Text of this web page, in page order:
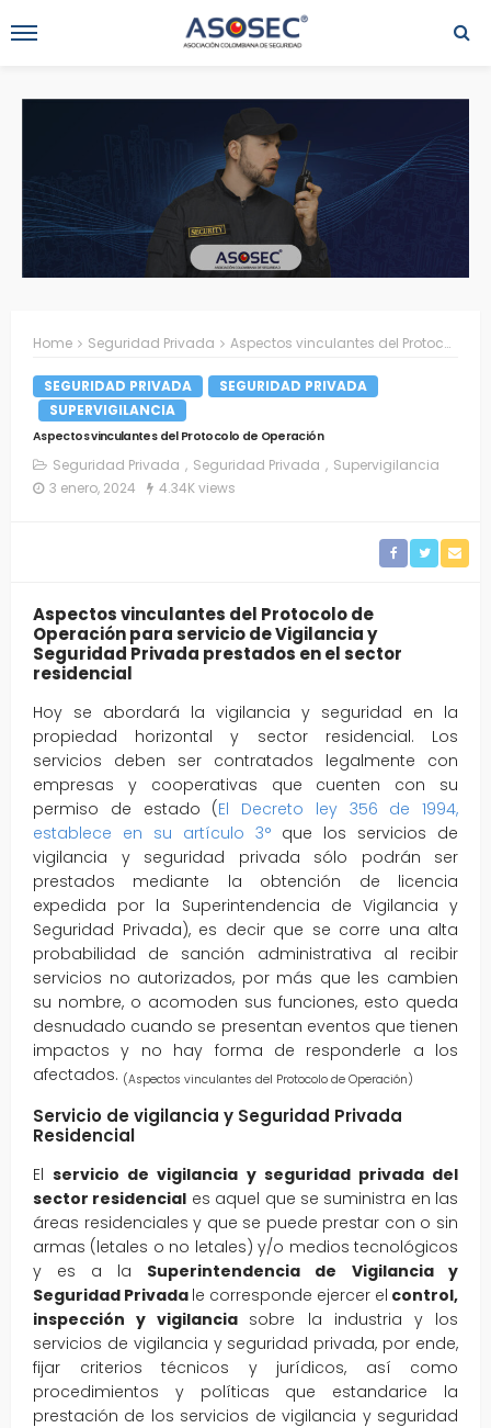
Home Seguridad Privada Aspectos vinculantes del Protocolo de Operación
SEGURIDAD PRIVADA
SEGURIDAD PRIVADA
SUPERVIGILANCIA
Aspectos vinculantes del Protocolo de Operación
Seguridad Privada Seguridad Privada
Supervigilancia
3 enero, 2024
4.34K views
Aspectos vinculantes del Protocolo de
Operación para servicio de Vigilancia y
Seguridad Privada prestados en el sector
residencial
Hoy se abordará la vigilancia y seguridad en la
propiedad horizontal y sector residencial. Los
servicios deben ser contratados legalmente con
empresas y cooperativas que cuenten con su
permiso de estado (El Decreto ley 356 de 1994,
establece en su artículo 3° que los servicios de
vigilancia y seguridad privada sólo podrán ser
prestados mediante la obtención de licencia
expedida por la Superintendencia de Vigilancia y
Seguridad Privada), es decir que se corre una alta
probabilidad de sanción administrativa al recibir
servicios no autorizados, por más que les cambien
su nombre, o acomoden sus funciones, esto queda
desnudado cuando se presentan eventos que tienen
impactos y no hay forma de responderle a los
afectados. (Aspectos vinculantes del Protocolo de Operación)
Servicio de vigilancia y Seguridad Privada
Residencial
Elservicio de vigilancia y seguridad privada del
sector residencial es aquel que se suministra en las
áreas residenciales y que se puede prestar con o sin
armas (letales o no letales) y/o medios tecnológicos
y es a la Superintendencia de
Vigilancia y
Seguridad Privada le corresponde ejercer el control,
inspección y vigilancia sobre la industria y los
servicios de vigilancia y seguridad privada, por ende,
fijar criterios técnicos y jurídicos, así como
procedimientos y políticas que estandarice la
prestación de los servicios de vigilancia y seguridad